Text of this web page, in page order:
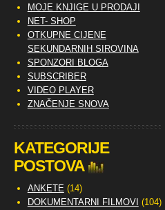
MOJE KNJIGE U PRODAJI
NET- SHOP
OTKUPNE CIJENE
SEKUNDARNIH SIROVINA
SPONZORI BLOGA
SUBSCRIBER
VIDEO PLAYER
ZNAČENJE SNOVA
KATEGORIJE
POSTOVA
ANKETE (14)
DOKUMENTARNI FILMOVI (104)